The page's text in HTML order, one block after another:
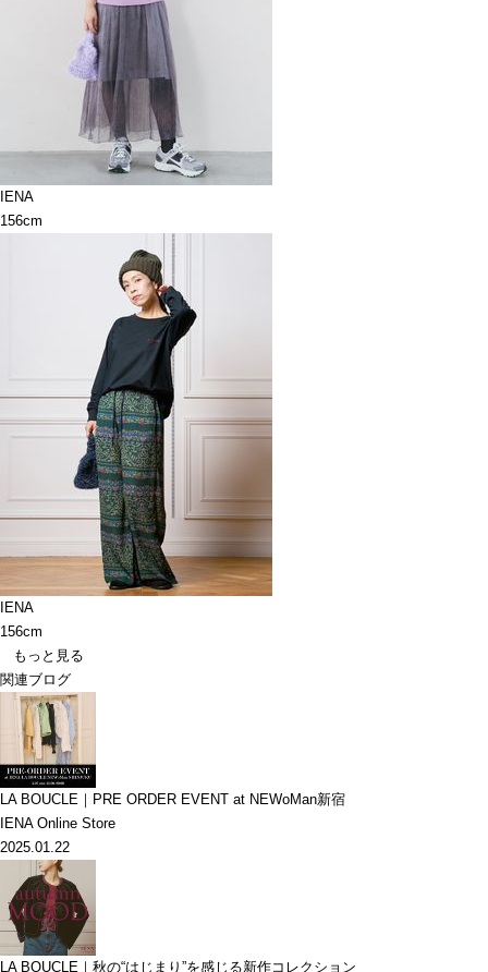
IENA
156cm
IENA
156cm
もっと見る
関連ブログ
LA BOUCLE｜PRE ORDER EVENT at NEWoMan新宿
IENA Online Store
2025.01.22
LA BOUCLE｜秋の“はじまり”を感じる新作コレクション